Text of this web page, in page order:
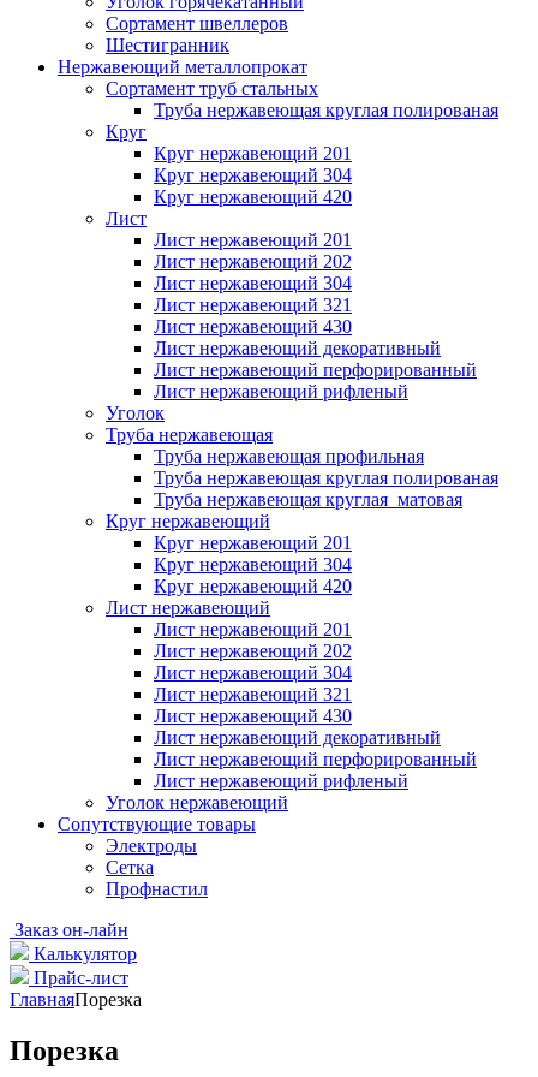
Сортамент швеллеров
Шестигранник
Нержавеющий металлопрокат
Сортамент труб стальных
Труба нержавеющая круглая полированая
Круг
Круг нержавеющий 201
Круг нержавеющий 304
Круг нержавеющий 420
Лист
Лист нержавеющий 201
Лист нержавеющий 202
Лист нержавеющий 304
Лист нержавеющий 321
Лист нержавеющий 430
Лист нержавеющий декоративный
Лист нержавеющий перфорированный
Лист нержавеющий рифленый
Уголок
Труба нержавеющая
Труба нержавеющая профильная
Труба нержавеющая круглая полированая
Труба нержавеющая круглая матовая
Круг нержавеющий
Круг нержавеющий 201
Круг нержавеющий 304
Круг нержавеющий 420
Лист нержавеющий
Лист нержавеющий 201
Лист нержавеющий 202
Лист нержавеющий 304
Лист нержавеющий 321
Лист нержавеющий 430
Лист нержавеющий декоративный
Лист нержавеющий перфорированный
Лист нержавеющий рифленый
Уголок нержавеющий
Cопутствующие товары
Электроды
Сетка
Профнастил
Заказ он-лайн
Калькулятор
Прайс-лист
ГлавнаяПорезка
Порезка